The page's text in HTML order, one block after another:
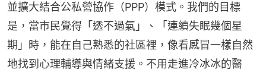
並擴大結合公私營協作（PPP）模式。我們的目標
是，當市民覺得「透不過氣」、「連續失眠幾個星
期」時，能在自己熟悉的社區裡，像看感冒一樣自然
地找到心理輔導與情緒支援。不用走進冷冰冰的醫